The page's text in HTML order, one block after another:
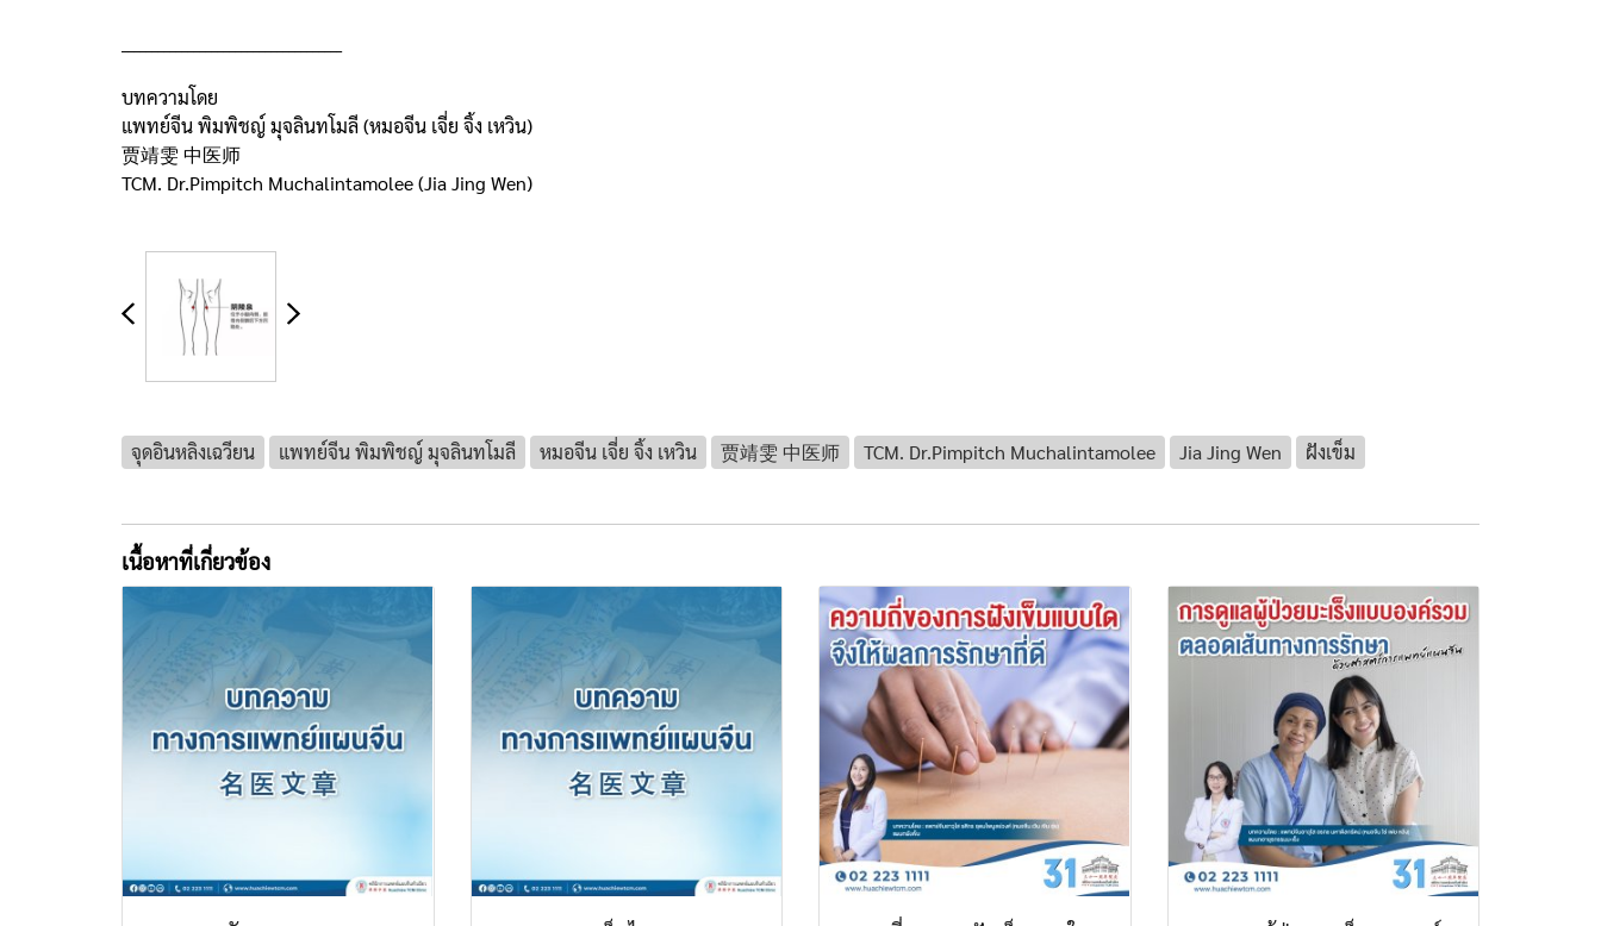
บทความโดย
แพทย์จีน พิมพิชญ์ มุจลินทโมลี (หมอจีน เจี่ย จิ้ง เหวิน)
贾靖雯 中医师
TCM. Dr.Pimpitch Muchalintamolee (Jia Jing Wen)
จุดอินหลิงเฉวียน แพทย์จีน พิมพิชญ์ มุจลินทโมลี หมอจีน เจี่ย จิ้ง เหวิน 贾靖雯 中医师 TCM. Dr.Pimpitch Muchalintamolee Jia Jing Wen ฝังเข็ม
เนื้อหาที่เกี่ยวข้อง